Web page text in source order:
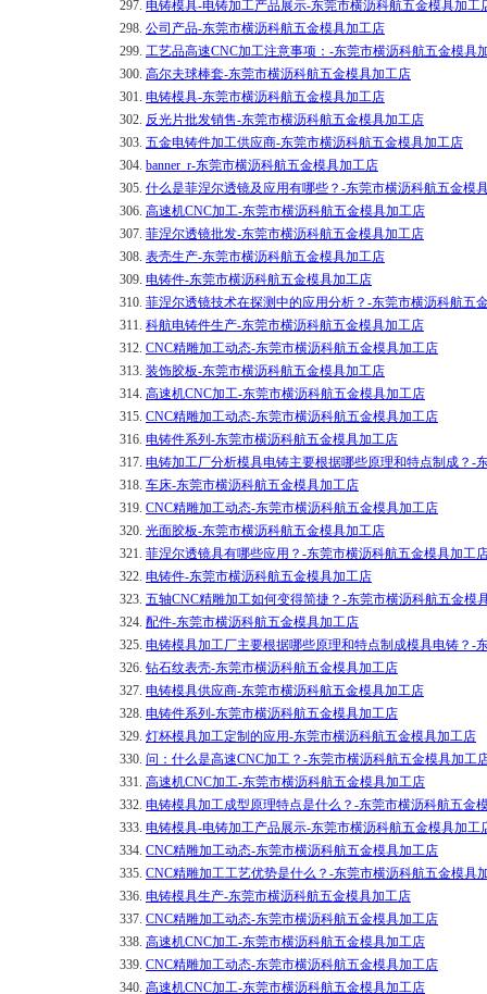
297. 电铸模具-电铸加工产品展示-东莞市横沥科航五金模具加工
298. 公司产品-东莞市横沥科航五金模具加工店
299. 工艺品高速CNC加工注意事项：-东莞市横沥科航五金模具
300. 高尔夫球棒套-东莞市横沥科航五金模具加工店
301. 电铸模具-东莞市横沥科航五金模具加工店
302. 反光片批发销售-东莞市横沥科航五金模具加工店
303. 五金电铸件加工供应商-东莞市横沥科航五金模具加工店
304. banner_r-东莞市横沥科航五金模具加工店
305. 什么是菲涅尔透镜及应用有哪些？-东莞市横沥科航五金模
306. 高速机CNC加工-东莞市横沥科航五金模具加工店
307. 菲涅尔透镜批发-东莞市横沥科航五金模具加工店
308. 表壳生产-东莞市横沥科航五金模具加工店
309. 电铸件-东莞市横沥科航五金模具加工店
310. 菲涅尔透镜技术在探测中的应用分析？-东莞市横沥科航五
311. 科航电铸件生产-东莞市横沥科航五金模具加工店
312. CNC精雕加工动态-东莞市横沥科航五金模具加工店
313. 装饰胶板-东莞市横沥科航五金模具加工店
314. 高速机CNC加工-东莞市横沥科航五金模具加工店
315. CNC精雕加工动态-东莞市横沥科航五金模具加工店
316. 电铸件系列-东莞市横沥科航五金模具加工店
317. 电铸加工厂分析模具电铸主要根据哪些原理和特点制成？-
318. 车床-东莞市横沥科航五金模具加工店
319. CNC精雕加工动态-东莞市横沥科航五金模具加工店
320. 光面胶板-东莞市横沥科航五金模具加工店
321. 菲涅尔透镜具有哪些应用？-东莞市横沥科航五金模具加工
322. 电铸件-东莞市横沥科航五金模具加工店
323. 五轴CNC精雕加工如何变得简捷？-东莞市横沥科航五金模
324. 配件-东莞市横沥科航五金模具加工店
325. 电铸模具加工厂主要根据哪些原理和特点制成模具电铸？-
326. 钻石纹表壳-东莞市横沥科航五金模具加工店
327. 电铸模具供应商-东莞市横沥科航五金模具加工店
328. 电铸件系列-东莞市横沥科航五金模具加工店
329. 灯杯模具加工定制的应用-东莞市横沥科航五金模具加工店
330. 问：什么是高速CNC加工？-东莞市横沥科航五金模具加工
331. 高速机CNC加工-东莞市横沥科航五金模具加工店
332. 电铸模具加工成型原理特点是什么？-东莞市横沥科航五金
333. 电铸模具-电铸加工产品展示-东莞市横沥科航五金模具加工
334. CNC精雕加工动态-东莞市横沥科航五金模具加工店
335. CNC精雕加工工艺优势是什么？-东莞市横沥科航五金模具
336. 电铸模具生产-东莞市横沥科航五金模具加工店
337. CNC精雕加工动态-东莞市横沥科航五金模具加工店
338. 高速机CNC加工-东莞市横沥科航五金模具加工店
339. CNC精雕加工动态-东莞市横沥科航五金模具加工店
340. 高速机CNC加工-东莞市横沥科航五金模具加工店